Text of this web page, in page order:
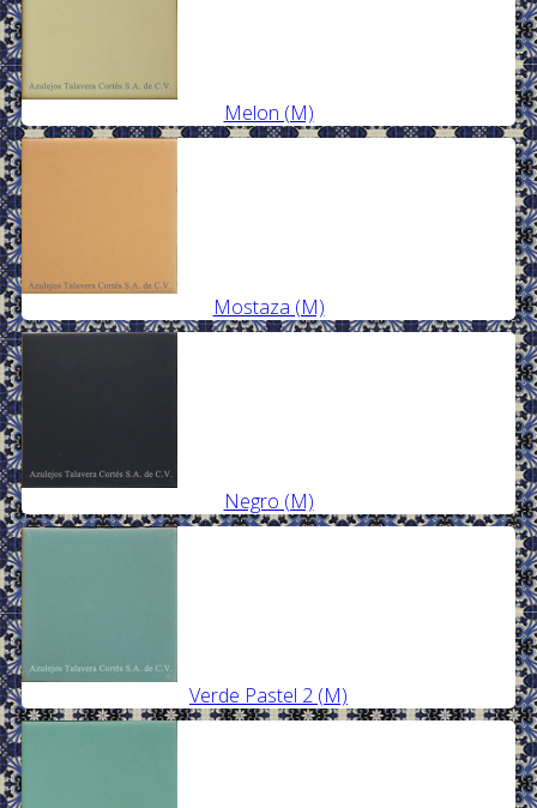
Melon (M)
Mostaza (M)
Negro (M)
Verde Pastel 2 (M)